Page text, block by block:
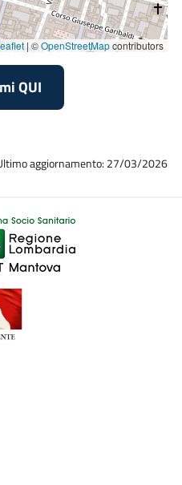
|©OpenStreetMapcontributors
QUI
aggiornamento: 27/03/2026